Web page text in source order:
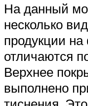
На данный
несколько
продукции
отличаются
Верхнее
выполнено